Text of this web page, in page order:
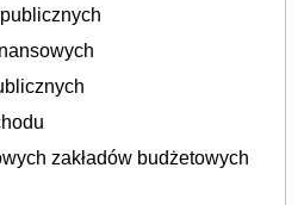
zakładów budżetowych